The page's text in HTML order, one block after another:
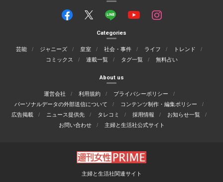
Categories
芸能 ジャニーズ 皇室 社会・事件 ライフ
トレンド
コミックス
連載一覧 タグ一覧 無料占い
About us
運営会社 利用規約
プライバシーポリシー
パーソナルデータの外部送信について
コンテンツ制作・編集ポリシー
広告掲載
ニュース提供先 タレコミ 採用情報
お知らせ一覧
お問い合わせ
主婦と生活社公式サイト
主婦と生活社関連サイト